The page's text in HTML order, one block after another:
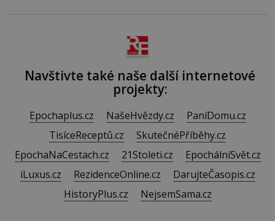
Navštivte také naše další internetové
projekty:
Epochaplus.cz NašeHvězdy.cz
PaníDomu.cz
TisíceReceptů.cz
SkutečnéPříběhy.cz
EpochaNaCestach.cz
21Stoleti.cz
EpochálníSvět.cz
iLuxus.cz
RezidenceOnline.cz
DarujteČasopis.cz
HistoryPlus.cz
NejsemSama.cz